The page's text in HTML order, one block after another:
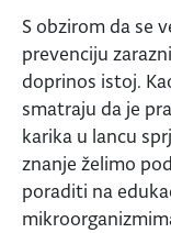
S obzirom da se
prevenciju
doprinos istoj.
smatraju da je
karika u lancu
znanje želimo
poraditi na